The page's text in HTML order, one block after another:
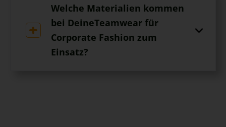
Welche Materialien kommen
bei DeineTeamwear für
Corporate Fashion zum
Einsatz?